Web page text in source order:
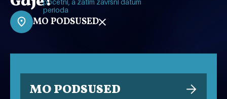
početni, a zatim završni datum
perioda
MO PODSUSED
MO PODSUSED